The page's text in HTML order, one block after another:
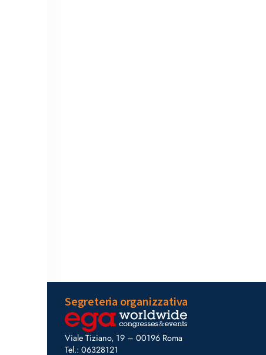
Segreteria organizzativa
Viale Tiziano, 19 – 00196 Roma
Tel.: 06328121